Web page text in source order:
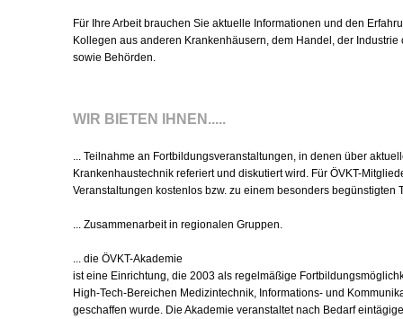
Für Ihre Arbeit brauchen Sie aktuelle Informationen und den
Kollegen aus anderen Krankenhäusern, dem Handel, der
sowie Behörden.
WIR BIETEN IHNEN.....
... Teilnahme an Fortbildungsveranstaltungen, in denen über
Krankenhaustechnik referiert und diskutiert wird. Für ÖVKT-
Veranstaltungen kostenlos bzw. zu einem besonders begünstigten
... Zusammenarbeit in regionalen Gruppen.
... die ÖVKT-Akademie
ist eine Einrichtung, die 2003 als regelmäßige
High-Tech-Bereichen Medizintechnik, Informations- und
geschaffen wurde. Die Akademie veranstaltet nach Bedarf